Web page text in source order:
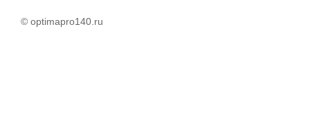
© optimapro140.ru